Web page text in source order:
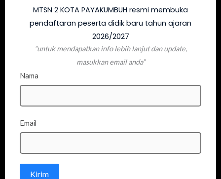
MTSN 2 KOTA PAYAKUMBUH resmi membuka
pendaftaran peserta didik baru tahun ajaran
2026/2027
“untuk mendapatkan info lebih lanjut dan update,
masukkan email anda”
Nama
Email
Kirim